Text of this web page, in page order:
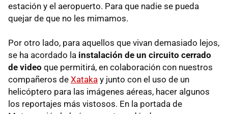
estación y el aeropuerto. Para que nadie se pueda
quejar de que no les mimamos.
Por otro lado, para aquellos que vivan demasiado lejos,
se ha acordado la instalación de un circuito cerrado
de video que permitirá, en colaboración con nuestros
compañeros de Xataka y junto con el uso de un
helicóptero para las imágenes aéreas, hacer algunos
los reportajes más vistosos. En la portada de